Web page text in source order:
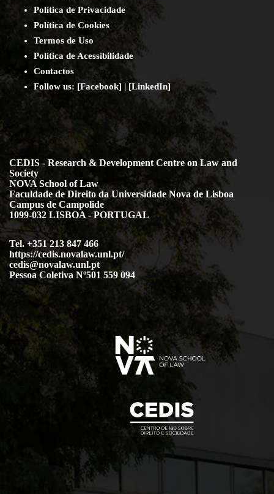
Política de Privacidade
Política de Cookies
Termos de Uso
Política de Acessibilidade
Contactos
Follow us: [Facebook] | [LinkedIn]
CEDIS - Research & Development Centre on Law and
Society
NOVA School of Law
Faculdade de Direito da Universidade Nova de Lisboa
Campus de Campolide
1099-032 LISBOA - PORTUGAL
Tel. +351 213 847 466
https://cedis.novalaw.unl.pt/
cedis@novalaw.unl.pt
Pessoa Coletiva Nº501 559 094